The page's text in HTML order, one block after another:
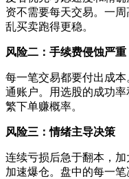
资不需要每天交易。一
乱买卖跑得更稳。
风险二：手续费侵蚀严重
每一笔交易都要付出成
通账户。用选股的成功
繁下单赚概率。
风险三：情绪主导决策
连续亏损后急于翻本，
加速爆仓。盘中的每一